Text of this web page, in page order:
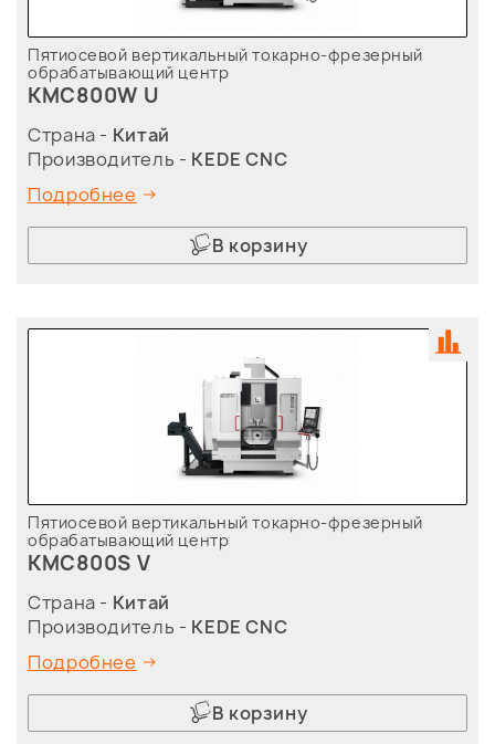
Пятиосевой вертикальный токарно-фрезерный
обрабатывающий центр
KMC800W U
Страна - Китай
Производитель - KEDE CNC
Подробнее
В корзину
Пятиосевой вертикальный токарно-фрезерный
обрабатывающий центр
KMC800S V
Страна - Китай
Производитель - KEDE CNC
Подробнее
В корзину